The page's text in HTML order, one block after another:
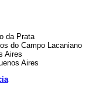
da Prata
do Campo Lacaniano
Aires
Aires